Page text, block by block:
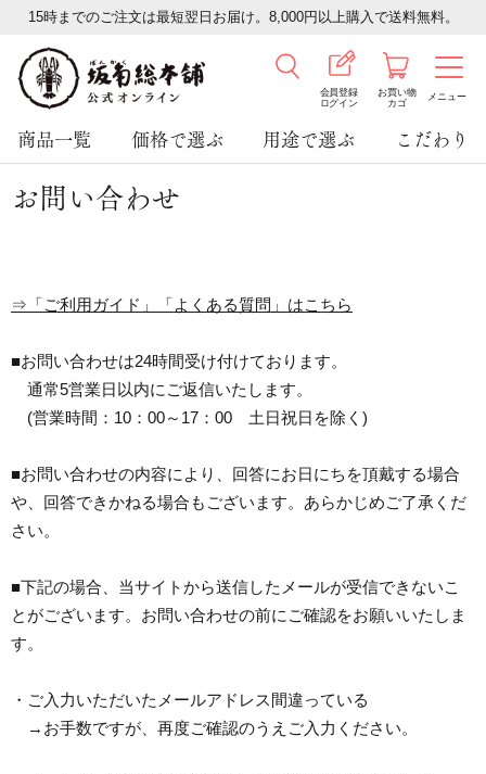
15時までのご注文は最短翌日お届け。8,000円以上購入で送料無料。
会員登録
ログイン
お買い物
カゴ
メニュー
商品一覧 価格で選ぶ 用途で選ぶ こだわり
お問い合わせ
⇒「ご利用ガイド」「よくある質問」はこちら
■お問い合わせは24時間受け付けております。
通常5営業日以内にご返信いたします。
(営業時間：10：00～17：00 土日祝日を除く)
■お問い合わせの内容により、回答にお日にちを頂戴する場合
や、回答できかねる場合もございます。あらかじめご了承くだ
さい。
■下記の場合、当サイトから送信したメールが受信できないこ
とがございます。お問い合わせの前にご確認をお願いいたしま
す。
・ご入力いただいたメールアドレス間違っている
→お手数ですが、再度ご確認のうえご入力ください。